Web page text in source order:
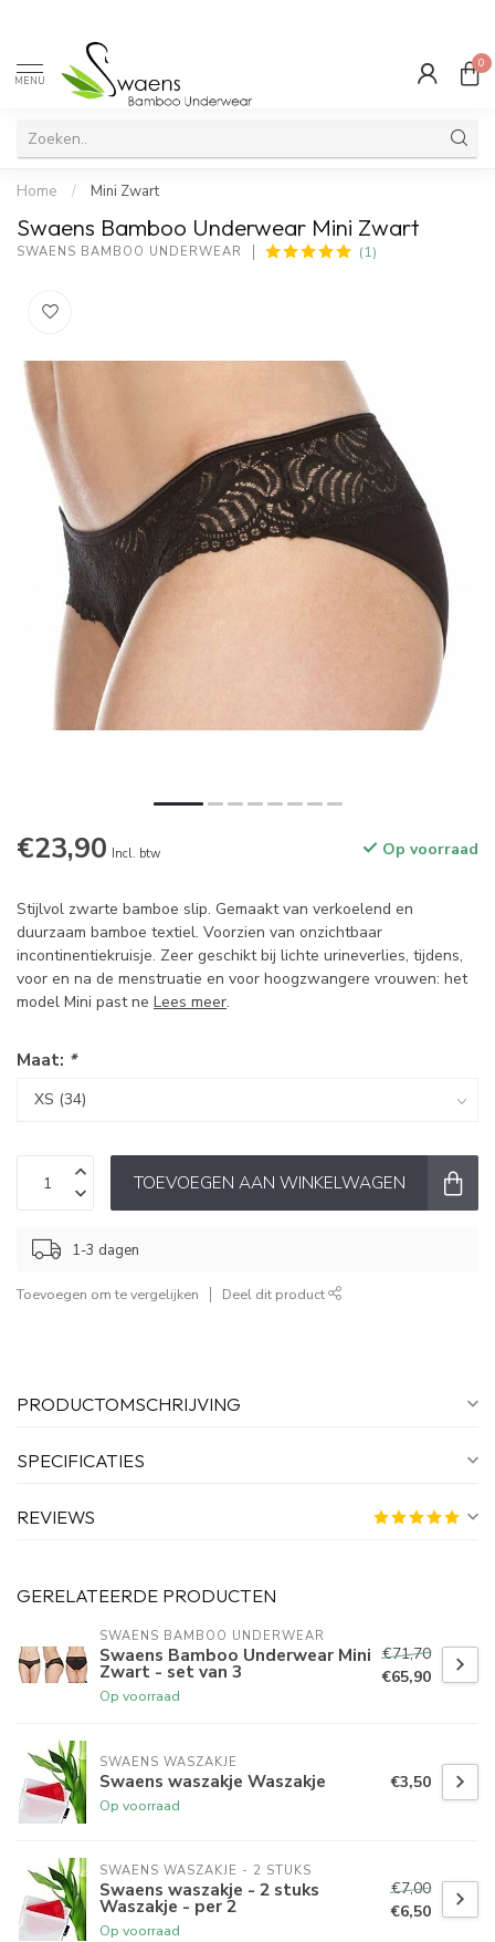
MENU
0
Home / Mini Zwart
Swaens Bamboo Underwear Mini Zwart
SWAENS BAMBOO UNDERWEAR (1)
€23,90 Incl. btw Op voorraad
Stijlvol zwarte bamboe slip. Gemaakt van verkoelend en
duurzaam bamboe textiel. Voorzien van onzichtbaar
incontinentiekruisje. Zeer geschikt bij lichte urineverlies, tijdens,
voor en na de menstruatie en voor hoogzwangere vrouwen: het
model Mini past ne Lees meer.
Maat: *
TOEVOEGEN AAN WINKELWAGEN
1-3 dagen
Toevoegen om te vergelijken Deel dit product
PRODUCTOMSCHRIJVING
SPECIFICATIES
REVIEWS
GERELATEERDE PRODUCTEN
SWAENS BAMBOO UNDERWEAR
Swaens Bamboo Underwear Mini
Zwart - set van 3
Op voorraad
€71,70
€65,90
SWAENS WASZAKJE
Swaens waszakje Waszakje
Op voorraad
€3,50
SWAENS WASZAKJE - 2 STUKS
Swaens waszakje - 2 stuks
Waszakje - per 2
Op voorraad
€7,00
€6,50